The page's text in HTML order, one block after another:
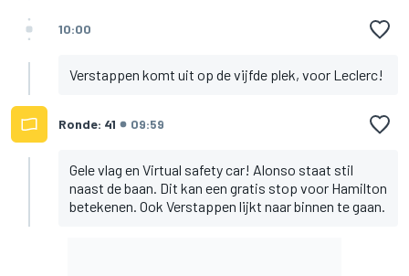
10:00
Verstappen komt uit op de vijfde plek, voor Leclerc!
Ronde: 41 09:59
Gele vlag en Virtual safety car! Alonso staat stil
naast de baan. Dit kan een gratis stop voor Hamilton
betekenen. Ook Verstappen lijkt naar binnen te gaan.